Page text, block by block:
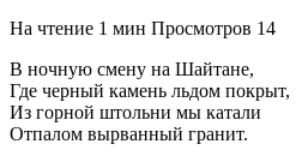
На чтение 1 мин Просмотров 14
В ночную смену на Шайтане,
Где черный камень льдом покрыт,
Из горной штольни мы катали
Отпалом вырванный гранит.